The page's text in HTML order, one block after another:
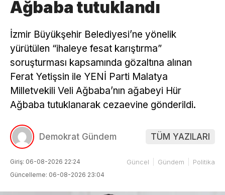
Ağbaba tutuklandı
İzmir Büyükşehir Belediyesi’ne yönelik
yürütülen “ihaleye fesat karıştırma”
soruşturması kapsamında gözaltına alınan
Ferat Yetişsin ile YENİ Parti Malatya
Milletvekili Veli Ağbaba’nın ağabeyi Hür
Ağbaba tutuklanarak cezaevine gönderildi.
Demokrat Gündem TÜM YAZILARI
Giriş: 06-08-2026 22:24
Güncelleme: 06-08-2026 23:04
Güncel Gündem Politika